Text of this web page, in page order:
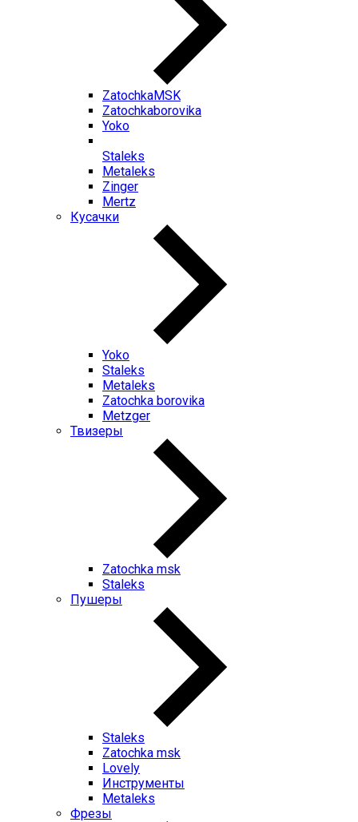
ZatochkaMSK
Zatochkaborovika
Yoko
Staleks
Metaleks
Zinger
Mertz
Кусачки
Yoko
Staleks
Metaleks
Zatochka borovika
Metzger
Твизеры
Zatochka msk
Staleks
Пушеры
Staleks
Zatochka msk
Lovely
Инструменты
Metaleks
Фрезы